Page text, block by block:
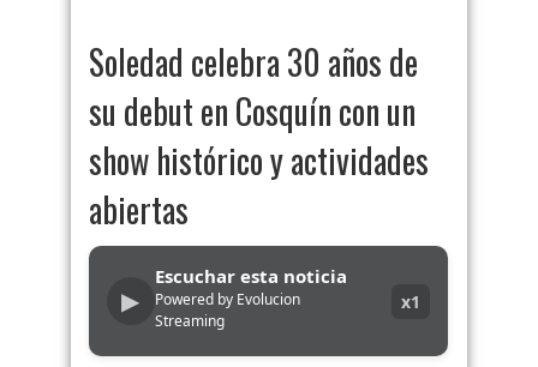
Soledad celebra 30 años de
su debut en Cosquín con un
show histórico y actividades
abiertas
▶
Escuchar esta noticia
Powered by Evolucion
Streaming
x1